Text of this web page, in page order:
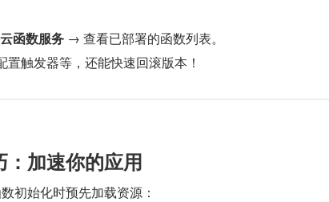
​云函数服务​ ​ → 查看已部署的函数列表。
触发器等，还能快速回滚版本！
加速你的应用​​
初始化时预先加载资源：